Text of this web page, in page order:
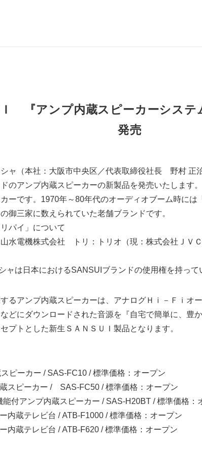
Ｉ 『アンプ内蔵スピーカーシステ
発売
ャ（本社：大阪市中央区／代表取締役社長 野村 正
のアンプ内蔵スピーカーの新製品を発売いたします
ーです。1970年～80年代のオーディオブーム時には
御三家に数えられていた老舗ブランドです。
リパイ」について
株式会社 トリ：トリオ（現：株式会社ＪＶＣ
本におけるSANSUIブランドの使用権を持ってい
るアンプ内蔵スピーカーは、アナログＨｉ－Ｆｉオ
どにダウンロードされた音源を『自宅で簡単に、豊
プトとした新生ＳＡＮＳＵＩ製品となります。
スピーカー / SAS-FC10 / 標準価格：オープン
蔵スピーカー / SAS-FC50 / 標準価格：オープン
能付アンプ内蔵スピーカー / SAS-H20BT / 標準価格：
内蔵テレビ台 / ATB-F1000 / 標準価格：オープン
内蔵テレビ台 / ATB-F620 / 標準価格：オープン